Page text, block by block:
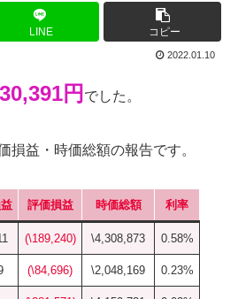
LINE コピー
2022.01.10
30,391円 でした。
損益・時価総額の報告です。
評価損益 時価総額 利率
(\189,240) \4,308,873 0.58%
(\84,696) \2,048,169 0.23%